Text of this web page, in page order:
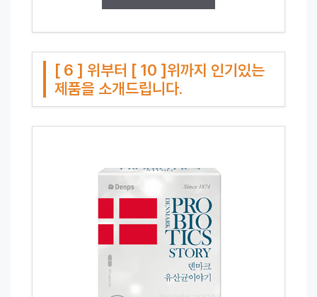
[ 6 ] 위부터 [ 10 ]위까지 인기있는
제품을 소개드립니다.